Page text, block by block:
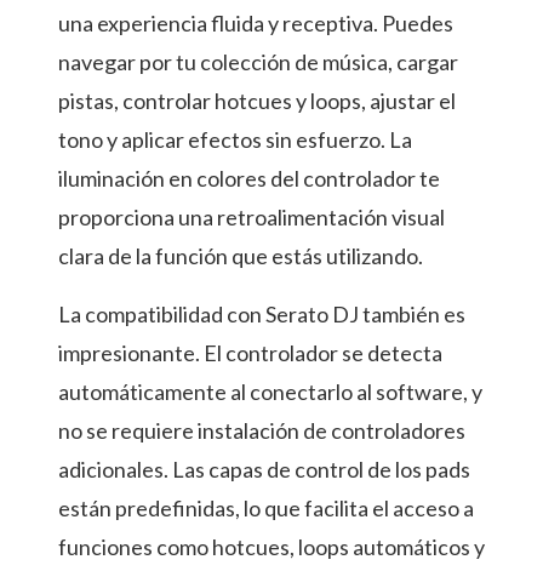
una experiencia fluida y receptiva. Puedes
navegar por tu colección de música, cargar
pistas, controlar hotcues y loops, ajustar el
tono y aplicar efectos sin esfuerzo. La
iluminación en colores del controlador te
proporciona una retroalimentación visual
clara de la función que estás utilizando.
La compatibilidad con Serato DJ también es
impresionante. El controlador se detecta
automáticamente al conectarlo al software, y
no se requiere instalación de controladores
adicionales. Las capas de control de los pads
están predefinidas, lo que facilita el acceso a
funciones como hotcues, loops automáticos y